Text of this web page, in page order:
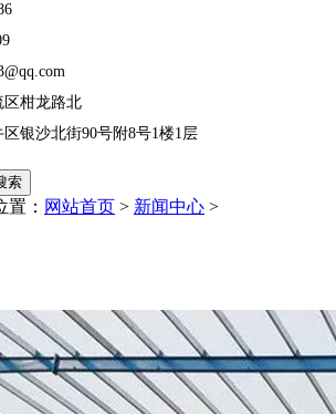
区柑龙路北
银沙北街90号附8号1楼1层
： 网站首页 > 新闻中心 >